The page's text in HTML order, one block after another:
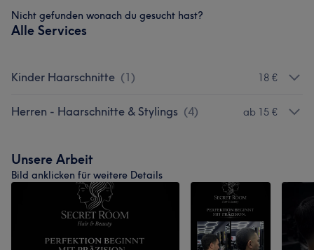
Nicht gefunden wonach du gesucht hast?
Alle Services
Kinder Haarschnitte (1) 18 €
Herren - Haarschnitte & Stylings (4) ab 15 €
Unsere Arbeit
Bild anklicken für weitere Details